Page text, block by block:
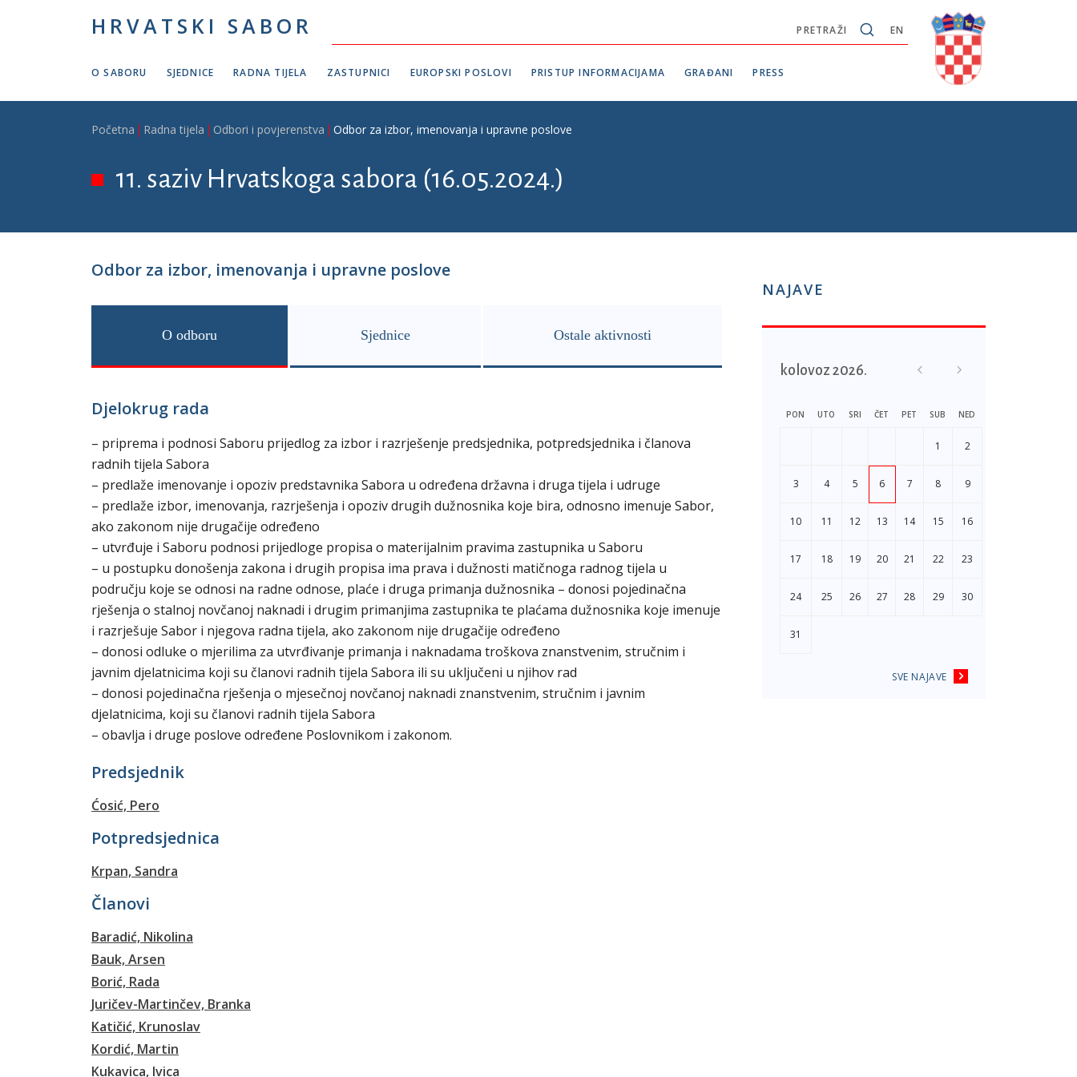
HRVATSKI SABOR EN
PRETRAŽI
O SABORU SJEDNICE RADNA TIJELA ZASTUPNICI EUROPSKI POSLOVI PRISTUP INFORMACIJAMA GRAĐANI PRESS
Breadcrumb
Početna Radna tijela Odbori i povjerenstva Odbor za izbor, imenovanja i upravne poslove
11. saziv Hrvatskoga sabora (16.05.2024.)
Odbor za izbor, imenovanja i upravne poslove
O odboru Sjednice Ostale aktivnosti
Djelokrug rada
– priprema i podnosi Saboru prijedlog za izbor i razrješenje predsjednika, potpredsjednika i članova
radnih tijela Sabora
– predlaže imenovanje i opoziv predstavnika Sabora u određena državna i druga tijela i udruge
– predlaže izbor, imenovanja, razrješenja i opoziv drugih dužnosnika koje bira, odnosno imenuje Sabor,
ako zakonom nije drugačije određeno
– utvrđuje i Saboru podnosi prijedloge propisa o materijalnim pravima zastupnika u Saboru
– u postupku donošenja zakona i drugih propisa ima prava i dužnosti matičnoga radnog tijela u
području koje se odnosi na radne odnose, plaće i druga primanja dužnosnika – donosi pojedinačna
rješenja o stalnoj novčanoj naknadi i drugim primanjima zastupnika te plaćama dužnosnika koje imenuje
i razrješuje Sabor i njegova radna tijela, ako zakonom nije drugačije određeno
– donosi odluke o mjerilima za utvrđivanje primanja i naknadama troškova znanstvenim, stručnim i
javnim djelatnicima koji su članovi radnih tijela Sabora ili su uključeni u njihov rad
– donosi pojedinačna rješenja o mjesečnoj novčanoj naknadi znanstvenim, stručnim i javnim
djelatnicima, koji su članovi radnih tijela Sabora
– obavlja i druge poslove određene Poslovnikom i zakonom.
Predsjednik
Ćosić, Pero
Potpredsjednica
Krpan, Sandra
Članovi
Baradić, Nikolina
Bauk, Arsen
Borić, Rada
Juričev-Martinčev, Branka
Katičić, Krunoslav
Kordić, Martin
Kukavica, Ivica
NAJAVE
kolovoz 2026.
PON UTO SRI ČET PET SUB NED
1 2
3 4 5 6 7 8 9
10 11 12 13 14 15 16
17 18 19 20 21 22 23
24 25 26 27 28 29 30
31
SVE NAJAVE